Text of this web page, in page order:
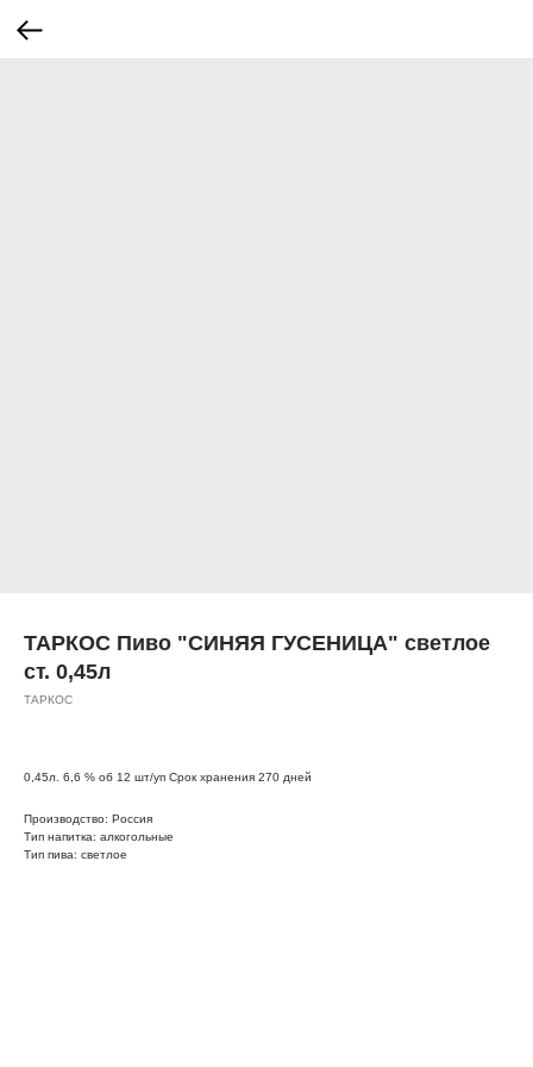
ТАРКОС Пиво "СИНЯЯ ГУСЕНИЦА" светлое
ст. 0,45л
ТАРКОС
0,45л. 6,6 % об 12 шт/уп Срок хранения 270 дней
Производство: Россия
Тип напитка: алкогольные
Тип пива: светлое